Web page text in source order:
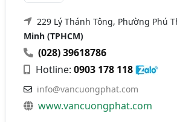
229 Lý Thánh Tông, Phường Phú
Minh (TPHCM)
(028) 39618786
Hotline:0903 178 118
info@vancuongphat.com
www.vancuongphat.com